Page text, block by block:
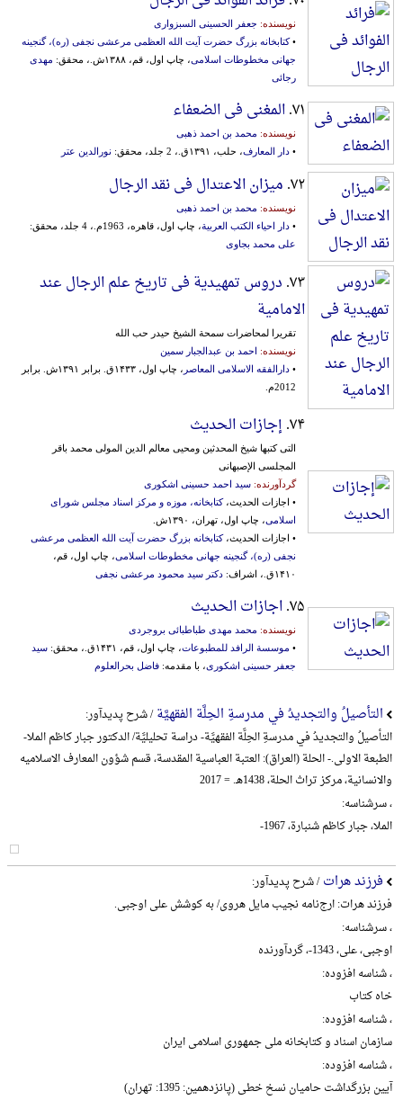
نویسنده: جعفر الحسینی السبزواری
•کتابخانه بزرگ حضرت آیت الله العظمی مرعشی نجفی (ره)، گنجینه
جهانی مخطوطات اسلامی، چاپ اول، قم، ۱۳۸۸ش.، محقق:
مهدی
رجائی
۷۱. المغنی فی الضعفاء
نویسنده: محمد بن احمد ذهبی
• دار المعارف، حلب، ۱۳۹۱ق.، 2 جلد، محقق: نورالدین عتر
۷۲. میزان الاعتدال فی نقد الرجال
نویسنده: محمد بن احمد ذهبی
• دار احیاء الکتب العربیة، چاپ اول، قاهره، 1963م.، 4 جلد، محقق:
علی محمد بجاوی
۷۳. دروس تمهیدیة فی تاریخ علم الرجال عند
الامامیة
تقریرا لمحاضرات سمحة الشیخ حیدر حب الله
نویسنده: احمد بن عبدالجبار سمین
• دارالفقه الاسلامی المعاصر
، چاپ اول، ۱۴۳۳ق. برابر ۱۳۹۱ش. برابر
2012م.
۷۴. إجازات الحدیث
التی کتبها شیخ المحدثین ومحیی معالم الدین المولی محمد باقر
المجلسی الإصبهانی
گردآورنده: سید احمد حسینی اشکوری
• اجازات الحدیث،کتابخانه، موزه و مرکز اسناد مجلس شورای
اسلامی، چاپ اول، تهران، ۱۳۹۰ش.
• اجازات الحدیث،کتابخانه بزرگ حضرت آیت الله العظمی مرعشی
نجفی (ره)، گنجینه جهانی مخطوطات اسلامی، چاپ اول، قم،
۱۴۱۰ق.، اشراف:
دکتر سید محمود مرعشی نجفی
۷۵. اجازات الحدیث
نویسنده: محمد مهدی طباطبائی بروجردی
• موسسة الرافد للمطبوعات، چاپ اول، قم، ۱۴۳۱ق.، محقق:
سید
جعفر حسینی اشکوری، با مقدمه: فاضل بحرالعلوم
التأصیلُ والتجدیدُ في مدرسةِ الحِلَّة الفقهیَّة/ شرح پدیدآور:
التأصیلُ والتجدیدُ في مدرسةِ الحِلَّة الفقهیَّة- دراسة تحلیلیَّة/ الدکتور جبار کاظم الملا-
الطبعة الاولی.- الحلة (العراق): العتبة العباسیة المقدسة، قسم شؤون المعارف الاسلامیه
والانسانیة، مرکز تراث الحلة، 1438هـ. = 2017
، سرشناسه:
الملا، جبار کاظم شنبارة، 1967-
فرزند هرات/ شرح پدیدآور:
فرزند هرات: ارج‌نامه نجیب مایل هروی/ به کوشش علی اوجبی.
، سرشناسه:
اوجبی، علی، 1343-، گردآورنده
، شناسه افزوده:
خاه کتاب
، شناسه افزوده:
سازمان اسناد و کتابخانه ملی جمهوری اسلامی ایران
، شناسه افزوده:
آیین بزرگداشت حامیان نسخ خطی (پانزدهمین: 1395: تهران)